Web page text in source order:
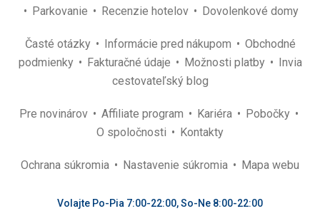
Parkovanie
Recenzie hotelov Dovolenkové domy
Časté otázky Informácie pred nákupom
Obchodné
podmienky
Fakturačné údaje Možnosti platby
Invia
cestovateľský blog
Pre novinárov Affiliate program Kariéra
Pobočky
O spoločnosti
Kontakty
Ochrana súkromia Nastavenie súkromia Mapa webu
Volajte Po-Pia 7:00-22:00, So-Ne 8:00-22:00